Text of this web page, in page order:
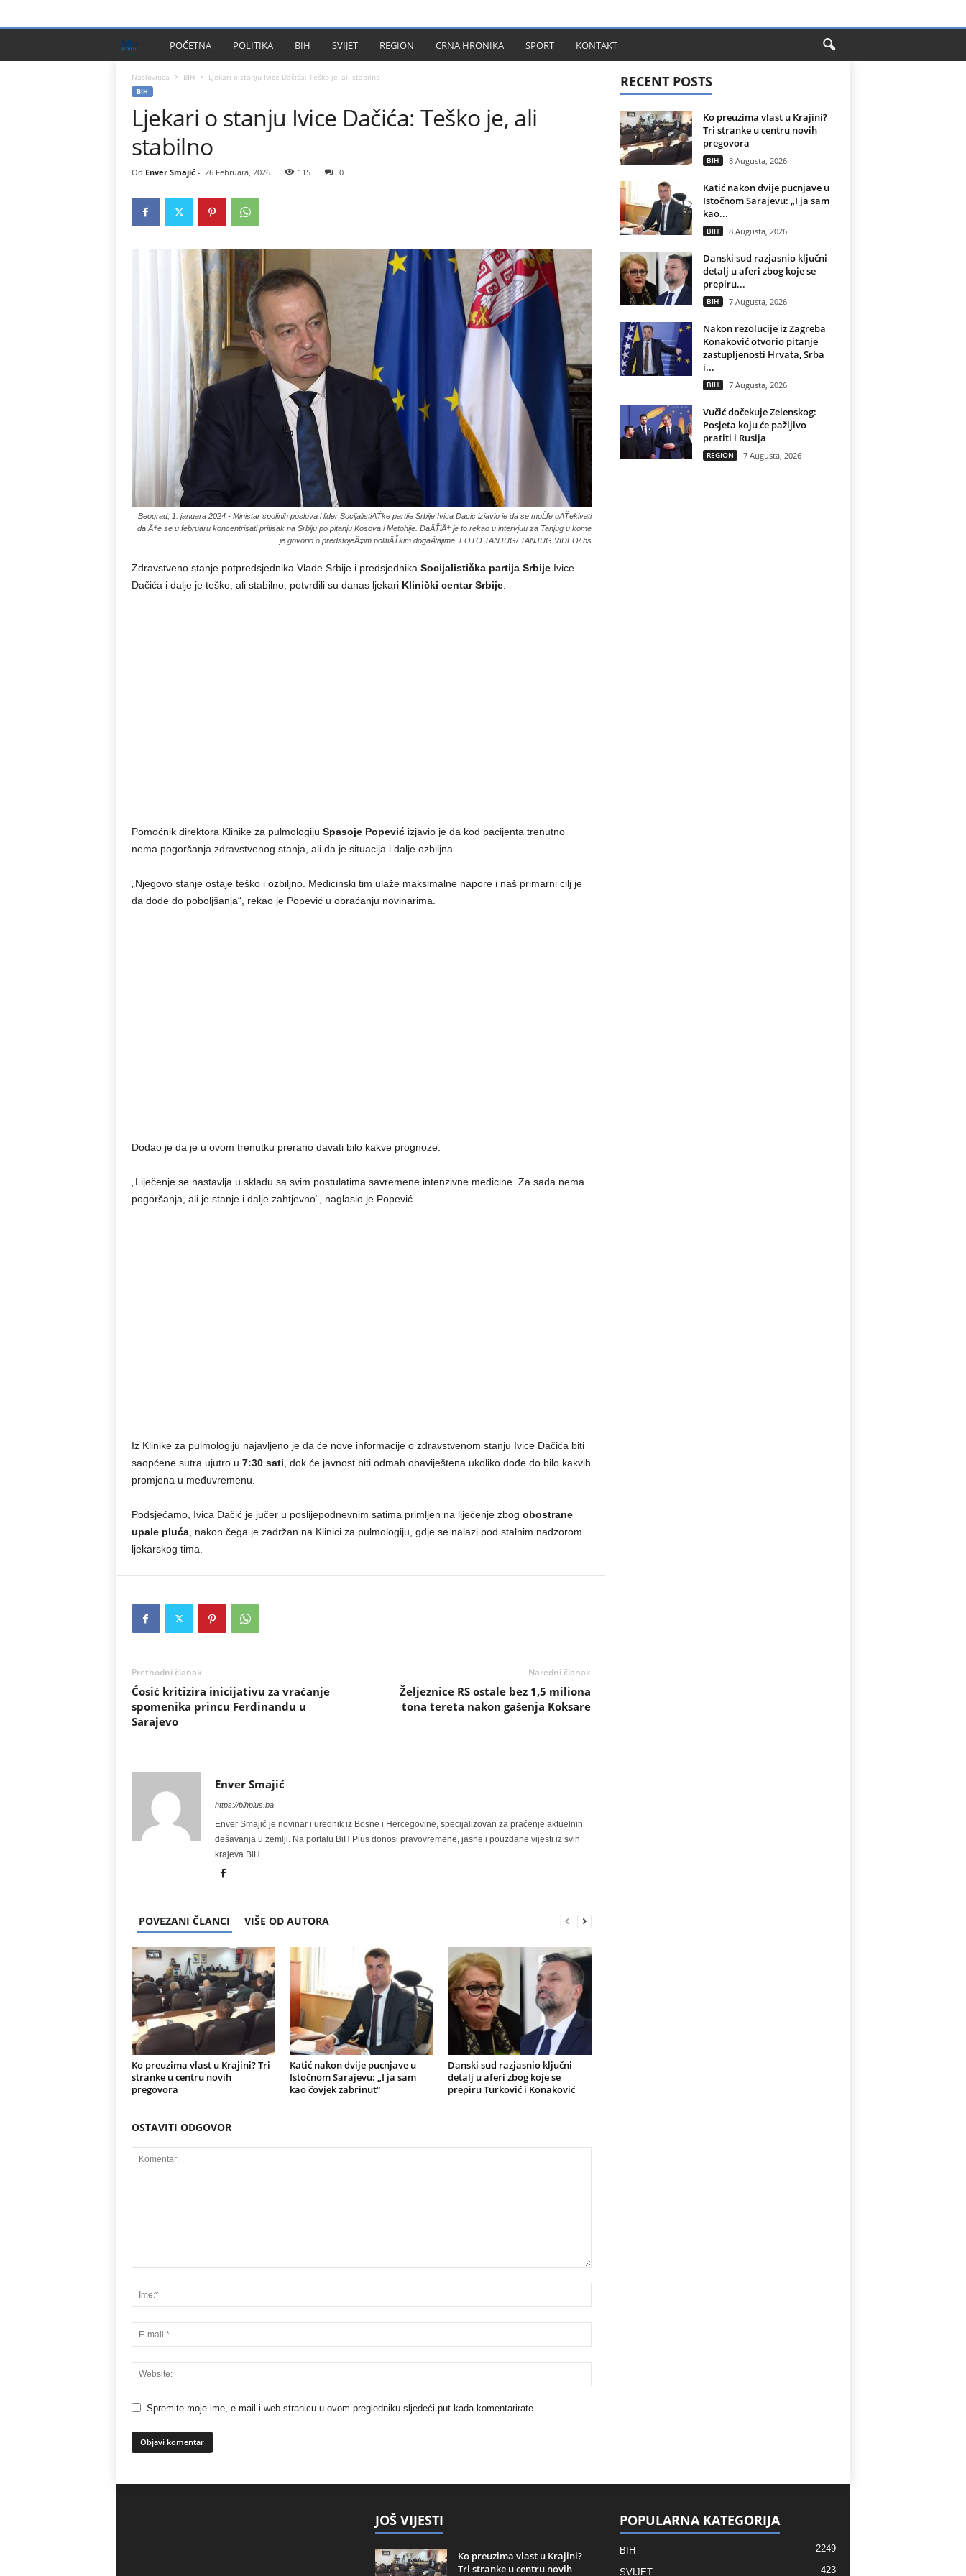
I
H
P
l
u
POČETNA POLITIKA BIH SVIJET REGION CRNA HRONIKA SPORT KONTAKT
Naslovnica BIH Ljekari o stanju Ivice Dačića: Teško je, ali stabilno
BIH
Ljekari o stanju Ivice Dačića: Teško je, ali
stabilno
Od Enver Smajić- 26 Februara, 2026 115 0
Beograd, 1. januara 2024 - Ministar spoljnih poslova i lider SocijalistiÄŤke partije Srbije Ivica Dacic izjavio je da se moĹľe oÄŤekivati
da Ä‡e se u februaru koncentrisati pritisak na Srbiju po pitanju Kosova i Metohije. DaÄŤiÄ‡ je to rekao u intervjuu za Tanjug u kome
je govorio o predstojeÄ‡im politiÄŤkim dogaÄ‘ajima. FOTO TANJUG/ TANJUG VIDEO/ bs
Zdravstveno stanje potpredsjednika Vlade Srbije i predsjednika Socijalistička partija SrbijeIvice
Dačića i dalje je teško, ali stabilno, potvrdili su danas ljekari Klinički centar Srbije.
Pomoćnik direktora Klinike za pulmologiju Spasoje Popevićizjavio je da kod pacijenta trenutno
nema pogoršanja zdravstvenog stanja, ali da je situacija i dalje ozbiljna.
„Njegovo stanje ostaje teško i ozbiljno. Medicinski tim ulaže maksimalne napore i naš primarni cilj je
da dođe do poboljšanja“, rekao je Popević u obraćanju novinarima.
Dodao je da je u ovom trenutku prerano davati bilo kakve prognoze.
„Liječenje se nastavlja u skladu sa svim postulatima savremene intenzivne medicine. Za sada nema
pogoršanja, ali je stanje i dalje zahtjevno“, naglasio je Popević.
Iz Klinike za pulmologiju najavljeno je da će nove informacije o zdravstvenom stanju Ivice Dačića biti
saopćene sutra ujutro u 7:30 sati , dok će javnost biti odmah obaviještena ukoliko dođe do bilo kakvih
promjena u međuvremenu.
Podsjećamo, Ivica Dačić je jučer u poslijepodnevnim satima primljen na liječenje zbog obostrane
upale pluća, nakon čega je zadržan na Klinici za pulmologiju, gdje se nalazi pod stalnim nadzorom
ljekarskog tima.
Prethodni članak
Ćosić kritizira inicijativu za vraćanje
spomenika princu Ferdinandu u
Sarajevo
Naredni članak
Željeznice RS ostale bez 1,5 miliona
tona tereta nakon gašenja Koksare
Enver Smajić
https://bihplus.ba
Enver Smajić je novinar i urednik iz Bosne i Hercegovine, specijalizovan za praćenje aktuelnih
dešavanja u zemlji. Na portalu BiH Plus donosi pravovremene, jasne i pouzdane vijesti iz svih
krajeva BiH.
POVEZANI ČLANCI VIŠE OD AUTORA
Ko preuzima vlast u Krajini? Tri
stranke u centru novih
pregovora
Katić nakon dvije pucnjave u
Istočnom Sarajevu: „I ja sam
kao čovjek zabrinut“
Danski sud razjasnio ključni
detalj u aferi zbog koje se
prepiru Turković i Konaković
OSTAVITI ODGOVOR
Spremite moje ime, e-mail i web stranicu u ovom pregledniku sljedeći put kada komentarirate.
RECENT POSTS
Ko preuzima vlast u Krajini?
Tri stranke u centru novih
pregovora
BIH 8 Augusta, 2026
Katić nakon dvije pucnjave u
Istočnom Sarajevu: „I ja sam
kao...
BIH 8 Augusta, 2026
Danski sud razjasnio ključni
detalj u aferi zbog koje se
prepiru...
BIH 7 Augusta, 2026
Nakon rezolucije iz Zagreba
Konaković otvorio pitanje
zastupljenosti Hrvata, Srba
i...
BIH 7 Augusta, 2026
Vučić dočekuje Zelenskog:
Posjeta koju će pažljivo
pratiti i Rusija
REGION 7 Augusta, 2026
JOŠ VIJESTI
Ko preuzima vlast u Krajini?
Tri stranke u centru novih
POPULARNA KATEGORIJA
BIH 2249
SVIJET 423